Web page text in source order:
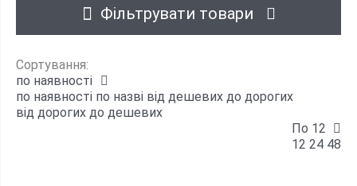
Фільтрувати товари
Сортування:
по наявності
по наявності по назві від дешевих до дорогих
від дорогих до дешевих
По 12
12 24 48